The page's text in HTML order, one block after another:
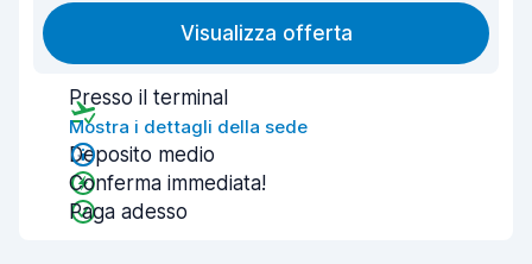
Visualizza offerta
Presso il terminal
Mostra i dettagli della sede
Deposito medio
Conferma immediata!
Paga adesso